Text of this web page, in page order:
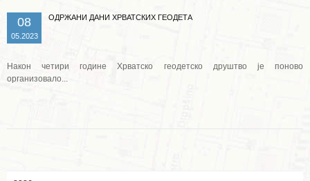
08
05.2023
ОДРЖАНИ ДАНИ ХРВАТСКИХ ГЕОДЕТА
Након четири године Хрватско геодетско друштво је поново
организовало...